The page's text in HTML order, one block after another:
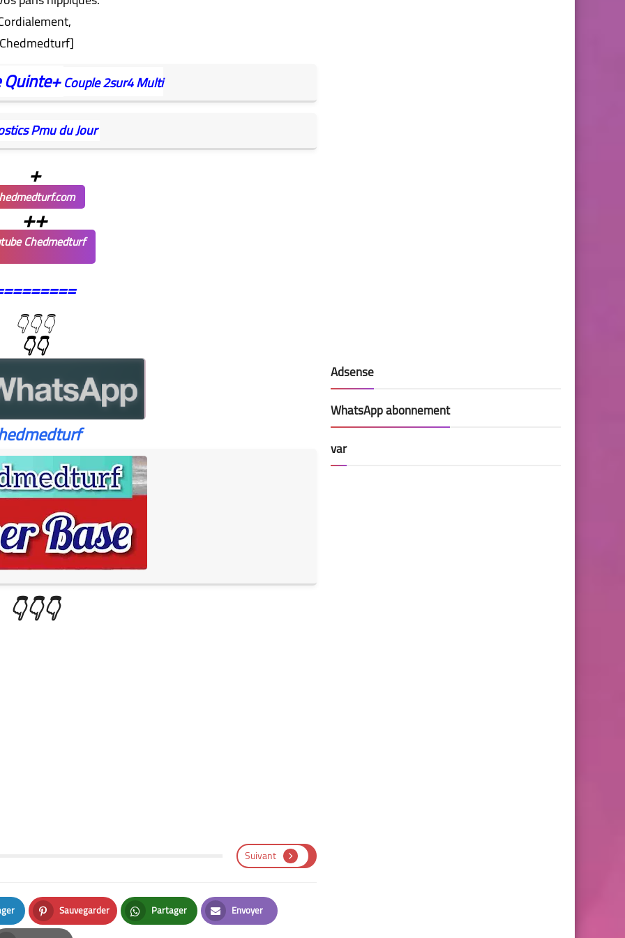
Quinte+Couple2sur4Multi
Pmu du Jour
+
++
Chedmedturf
👇👇👇
👇👇
👇👇👇
Suivant
Sauvegarder
Pinterest
Partager
Whatsapp
Envoyer
Email
Adsense
WhatsApp abonnement
var